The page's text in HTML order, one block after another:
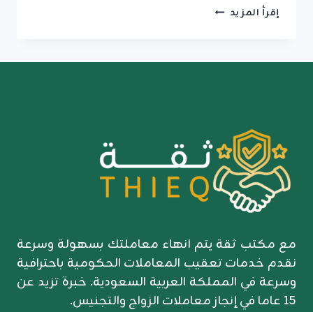
إقرأ المزيد افضل
مكتب
العمل
مع مكتب ثقة يتم انهاء معاملتك بسهولة وسرعة
نقدم خدمات تعقيب المعاملات الحكومية باحترافية
وسرعة في المملكة العربية السعودية. خبرة تزيد عن
15 عاما في إنجاز معاملات الزواج والتجنيس.